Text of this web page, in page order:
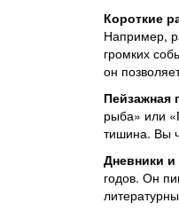
Короткие
Например,
громких
он
Пейзажная
рыба» или
тишина. Вы
Дневники и
годов. Он